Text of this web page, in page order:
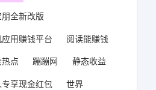
朋全新改版
用赚钱平台
阅读能赚钱
点
蹦蹦网
静态收益
享现金红包
世界